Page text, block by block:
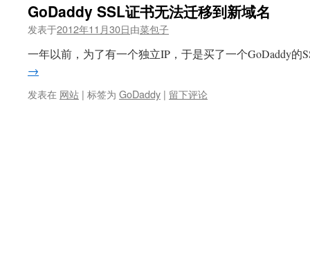
GoDaddy SSL证书无法迁移到新域名
发表于2012年11月30日由菜包子
一年以前，为了有一个独立IP，于是买了一个GoDaddy
→
发表在 网站 | 标签为 GoDaddy | 留下评论